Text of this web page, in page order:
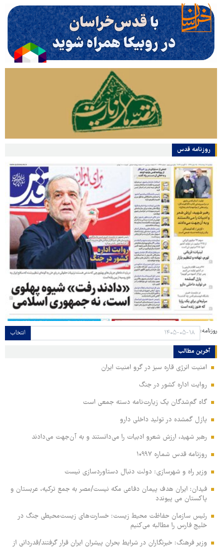
روزنامه قدس
روزنامه: انتخاب
آخرین مطالب
امنیت انرژی قاره سبز در گرو امنیت ایران
روایت اداره کشور در جنگ
گاه گم‌شدگان یک زیارت‌نامه دسته جمعی است
پازل گمشده در تولید داخلی دارو
رهبر شهید، ارزش شعرو ادبیات را می‌دانستند و به آن‌جهت می‌دادند
روزنامه قدس شماره ۱۰۹۹۷
وزیر راه و شهرسازی: دولت دنبال دستاوردسازی نیست
فیدان: ایران هدف پیمان دفاعی مکه نیست/مصر به جمع ترکیه، عربستان و
پاکستان می پیوندد
رئیس سازمان حفاظت محیط زیست: خسارت‌های زیست‌محیطی جنگ در
خلیج فارس را مطالبه‌ می‌کنیم
وزیر فرهنگ: خبرنگاران در شرایط بحران پیشران ایران قرار گرفتند/قدردانی از